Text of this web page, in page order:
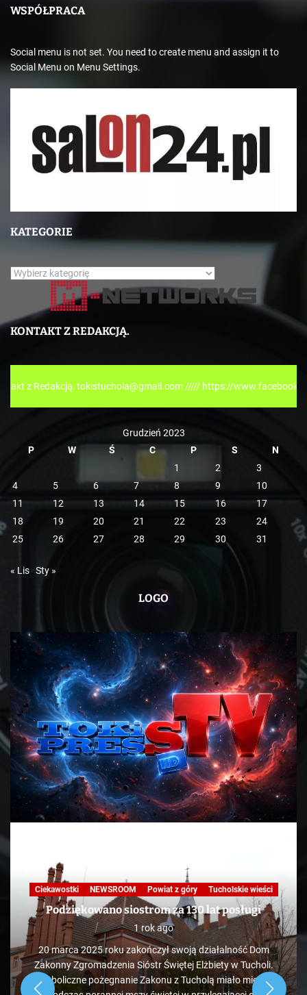
WSPÓŁPRACA
Social menu is not set. You need to create menu and assign it to
Social Menu on Menu Settings.
KATEGORIE
K
e
i
e
KONTAKT Z REDAKCJĄ.
tokistuchola@gmail.com ///// https://www.facebook.com/
Grudzień 2023
P
W Ś C P S
N
1
2
3
4
5 6 7 8 9
10
11
12 13 14 15 16
17
18
19 20 21 22 23
24
25
26 27 28 29 30 31
« Lis Sty »
LOGO
Ciekawostki NEWSROOM Powiat z góry Tucholskie wieści
Podziękowano siostrom za 130 lat posługi
1 rok ago
20 marca 2025 roku zakończył swoją działalność Dom
Zakonny Zgromadzenia Sióstr Świętej Elżbiety w Tucholi.
Symboliczne pożegnanie Zakonu z Tucholą miało miejsce